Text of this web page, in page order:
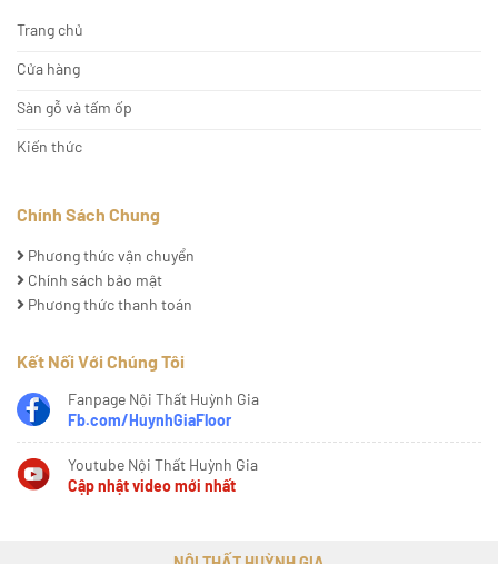
Trang chủ
Cửa hàng
Sàn gỗ và tấm ốp
Kiến thức
Chính Sách Chung
Phương thức vận chuyển
Chính sách bảo mật
Phương thức thanh toán
Kết Nối Với Chúng Tôi
Fanpage Nội Thất Huỳnh Gia
Fb.com/HuynhGiaFloor
Youtube Nội Thất Huỳnh Gia
Cập nhật video mới nhất